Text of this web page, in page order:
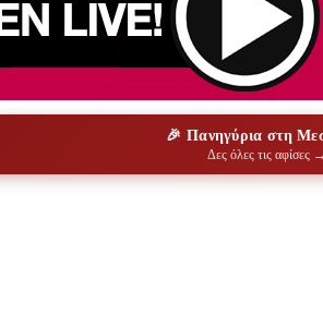
🎉 Πανηγύρια στη
Δες όλες τις αφίσες →